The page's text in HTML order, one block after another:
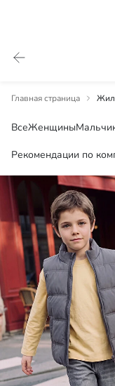
Главная страница
ВсеЖенщины
Рекомендации по